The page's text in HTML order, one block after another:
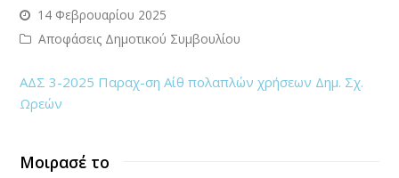
14 Φεβρουαρίου 2025
Αποφάσεις Δημοτικού Συμβουλίου
ΑΔΣ 3-2025 Παραχ-ση Αίθ πολαπλών χρήσεων Δημ. Σχ.
Ωρεών
Μοιρασέ το